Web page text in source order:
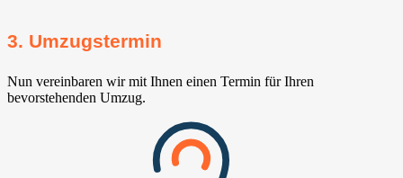
3. Umzugstermin
Nun vereinbaren wir mit Ihnen einen Termin für Ihren
bevorstehenden Umzug.